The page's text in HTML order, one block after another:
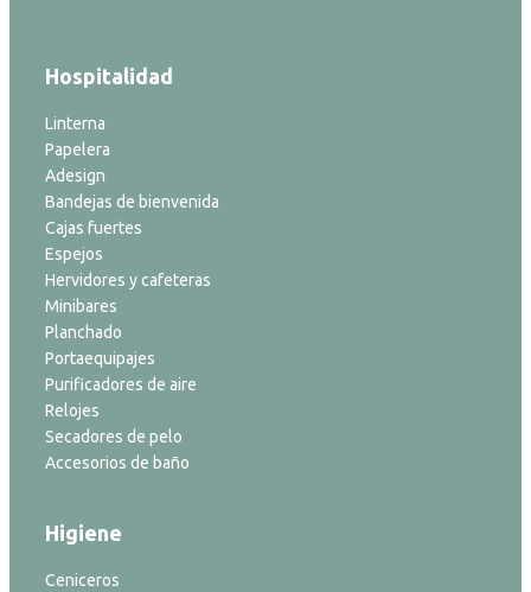
Hospitalidad
Linterna
Papelera
Adesign
Bandejas de bienvenida
Cajas fuertes
Espejos
Hervidores y cafeteras
Minibares
Planchado
Portaequipajes
Purificadores de aire
Relojes
Secadores de pelo
Accesorios de baño
Higiene
Ceniceros